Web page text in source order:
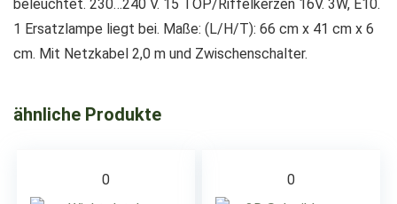
beleuchtet. 230…240 V. 15 TOP/Riffelkerzen 16V. 3W, E10.
1 Ersatzlampe liegt bei. Maße: (L/H/T): 66 cm x 41 cm x 6
cm. Mit Netzkabel 2,0 m und Zwischenschalter.
ähnliche Produkte
0 0